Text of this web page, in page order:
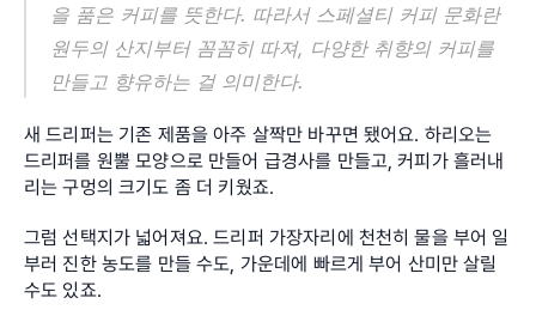
을 품은 커피를 뜻한다. 따라서 스페셜티 커피 문화란
원두의 산지부터 꼼꼼히 따져, 다양한 취향의 커피를
만들고 향유하는 걸 의미한다.
새 드리퍼는 기존 제품을 아주 살짝만 바꾸면 됐어요. 하리오는
드리퍼를 원뿔 모양으로 만들어 급경사를 만들고, 커피가 흘러내
리는 구멍의 크기도 좀 더 키웠죠.
그럼 선택지가 넓어져요. 드리퍼 가장자리에 천천히 물을 부어 일
부러 진한 농도를 만들 수도, 가운데에 빠르게 부어 산미만 살릴
수도 있죠.